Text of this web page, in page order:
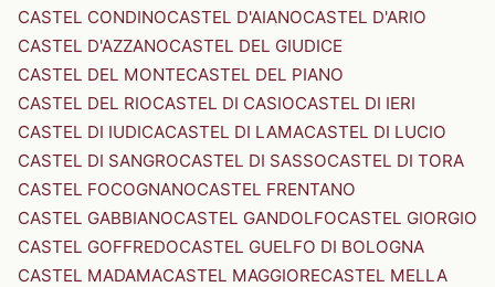
CASTEL CONDINOCASTEL D'AIANOCASTEL D'ARIO
CASTEL D'AZZANOCASTEL DEL GIUDICE
CASTEL DEL MONTECASTEL DEL PIANO
CASTEL DEL RIOCASTEL DI CASIOCASTEL DI IERI
CASTEL DI IUDICACASTEL DI LAMACASTEL DI LUCIO
CASTEL DI SANGROCASTEL DI SASSOCASTEL DI TORA
CASTEL FOCOGNANOCASTEL FRENTANO
CASTEL GABBIANOCASTEL GANDOLFOCASTEL GIORGIO
CASTEL GOFFREDOCASTEL GUELFO DI BOLOGNA
CASTEL MADAMACASTEL MAGGIORECASTEL MELLA